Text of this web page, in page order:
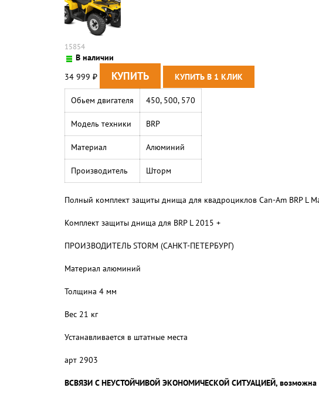
15854
В наличии
34 999 ₽
Обьем двигателя 450, 500, 570
Модель техники BRP
Материал Алюминий
Производитель Шторм
Полный комплект защиты днища для квадроциклов Can-Am BRP L
Комплект защиты днища для BRP L 2015 +
ПРОИЗВОДИТЕЛЬ STORM (САНКТ-ПЕТЕРБУРГ)
Материал алюминий
Толщина 4 мм
Вес 21 кг
Устанавливается в штатные места
арт 2903
ВСВЯЗИ С НЕУСТОЙЧИВОЙ ЭКОНОМИЧЕСКОЙ СИТУАЦИЕЙ, возможна